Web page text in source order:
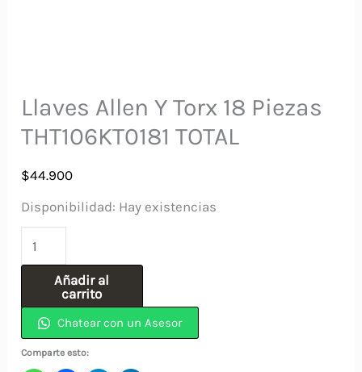
Llaves Allen Y Torx 18 Piezas
THT106KT0181 TOTAL
$44.900
Disponibilidad: Hay existencias
Allen
Torx
18
Piezas
Añadir al
carrito
Chatear con un Asesor
Comparte esto: